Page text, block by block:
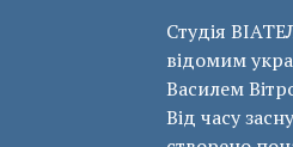
Студія
відомим
Василем
Від часу